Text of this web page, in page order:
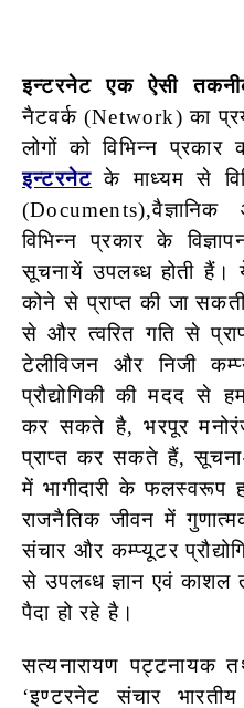
इन्टरनेट एक ऐसी
नैटवर्क (Network) का
लोगों को विभिन्न प्रकार
इन्टरनेट के माध्यम से
विभिन्न प्रकार के
सूचनायें उपलब्ध होती हैं।
कोने से प्राप्त की जा
सेऔर त्वरित गति से
टेलीविजन और निजी
प्रौद्योगिकी की मदद से
कर सकते है, भरपूर
प्राप्त कर सकते हैं,
में भागीदारी के फलस्वरूप
राजनैतिक जीवन में
संचार और कम्प्यूटर
से उपलब्ध ज्ञान एवं
पैदा हो रहे है।
सत्यनारायण पट्टनायक
‘इण्टरनेट संचार